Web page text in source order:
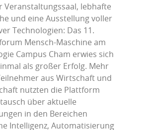
Veranstaltungssaal, lebhafte
und eine Ausstellung voller
Technologien: Das 11.
Mensch-Maschine am
Campus Cham erwies sich
als großer Erfolg. Mehr
aus Wirtschaft und
nutzten die Plattform
über aktuelle
in den Bereichen
Intelligenz, Automatisierung